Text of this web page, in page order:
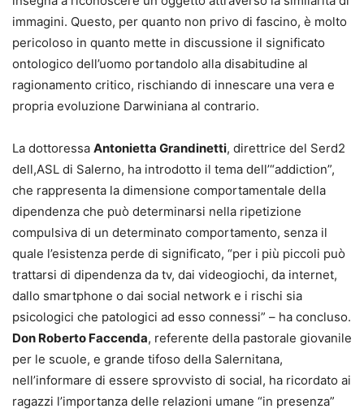
immagini. Questo, per quanto non privo di fascino, è molto
pericoloso in quanto mette in discussione il significato
ontologico dell’uomo portandolo alla disabitudine al
ragionamento critico, rischiando di innescare una vera e
propria evoluzione Darwiniana al contrario.
La dottoressa Antonietta Grandinetti, direttrice del Serd2
dell,ASL di Salerno, ha introdotto il tema dell’“addiction”,
che rappresenta la dimensione comportamentale della
dipendenza che può determinarsi nella ripetizione
compulsiva di un determinato comportamento, senza il
quale l’esistenza perde di significato, “per i più piccoli può
trattarsi di dipendenza da tv, dai videogiochi, da internet,
dallo smartphone o dai social network e i rischi sia
psicologici che patologici ad esso connessi” – ha concluso.
Don Roberto Faccenda, referente della pastorale giovanile
per le scuole, e grande tifoso della Salernitana,
nell’informare di essere sprovvisto di social, ha ricordato ai
ragazzi l’importanza delle relazioni umane “in presenza”